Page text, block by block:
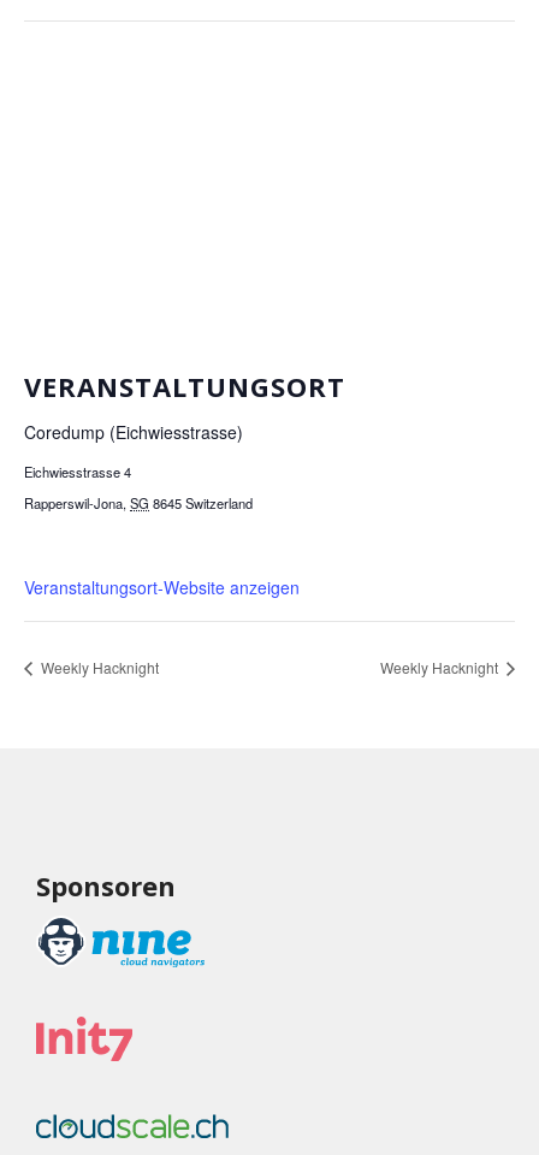
VERANSTALTUNGSORT
Coredump (Eichwiesstrasse)
Eichwiesstrasse 4
Rapperswil-Jona, SG 8645Switzerland
Veranstaltungsort-Website anzeigen
Weekly Hacknight Weekly Hacknight
Sponsoren